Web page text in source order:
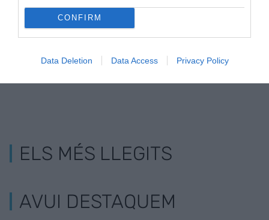
CONFIRM
Data Deletion Data Access Privacy Policy
ELS MÉS LLEGITS
AVUI DESTAQUEM